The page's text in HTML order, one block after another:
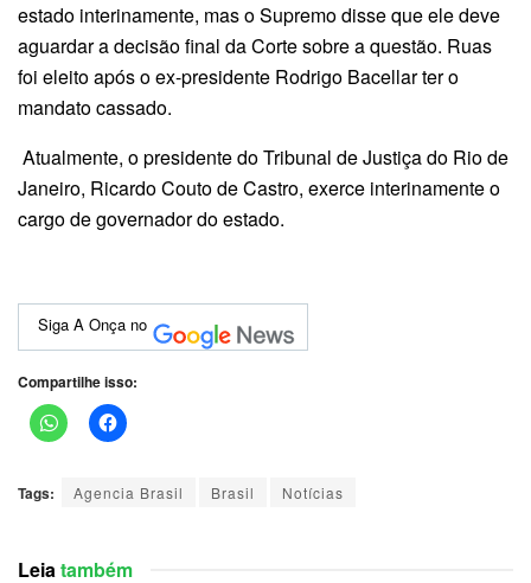
estado interinamente, mas o Supremo disse que ele deve
aguardar a decisão final da Corte sobre a questão. Ruas
foi eleito após o ex-presidente Rodrigo Bacellar ter o
mandato cassado.
Atualmente, o presidente do Tribunal de Justiça do Rio de
Janeiro, Ricardo Couto de Castro, exerce interinamente o
cargo de governador do estado.
Siga A Onça no
Compartilhe isso:
Tags: Agencia Brasil Brasil Notícias
Leiatambém